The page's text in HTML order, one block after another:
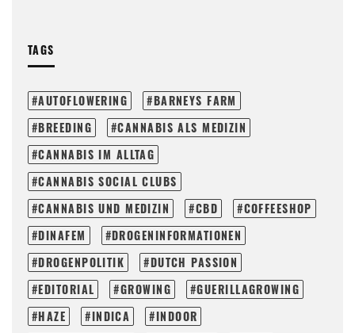
TAGS
AUTOFLOWERING
BARNEYS FARM
BREEDING
CANNABIS ALS MEDIZIN
CANNABIS IM ALLTAG
CANNABIS SOCIAL CLUBS
CANNABIS UND MEDIZIN
CBD
COFFEESHOP
DINAFEM
DROGENINFORMATIONEN
DROGENPOLITIK
DUTCH PASSION
EDITORIAL
GROWING
GUERILLAGROWING
HAZE
INDICA
INDOOR